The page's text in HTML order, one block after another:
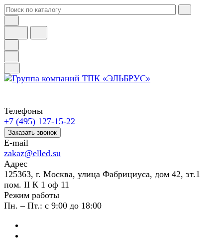
Телефоны
+7 (495) 127-15-22
Заказать звонок
E-mail
zakaz@elled.su
Адрес
125363, г. Москва, улица Фабрициуса, дом 42, эт.1
пом. II К 1 оф 11
Режим работы
Пн. – Пт.: с 9:00 до 18:00